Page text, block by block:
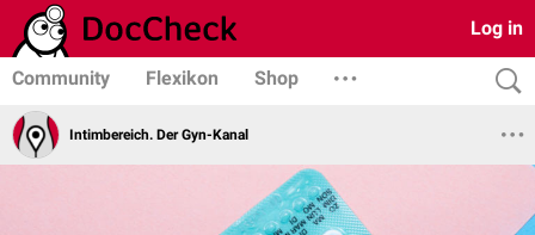
Log in
Community Flexikon Shop
Intimbereich. Der Gyn-Kanal